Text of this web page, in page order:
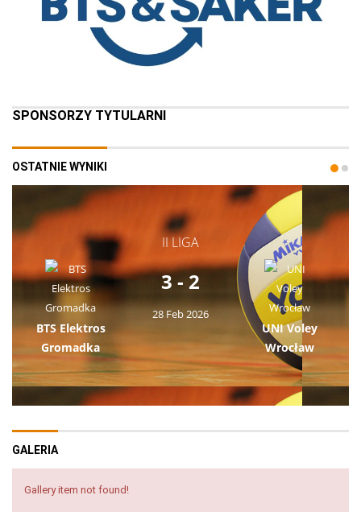
SPONSORZY TYTULARNI
OSTATNIE WYNIKI
II LIGA
BTS Elektros
Gromadka
3 - 2
28 Feb 2026
UNI Voley
Wrocław
GALERIA
Gallery item not found!